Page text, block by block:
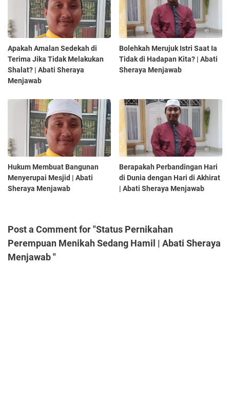
Apakah Amalan Sedekah di
Terima Jika Tidak Melakukan
Shalat? | Abati Sheraya
Menjawab
Bolehkah Merujuk Istri Saat Ia
Tidak di Hadapan Kita? | Abati
Sheraya Menjawab
Hukum Membuat Bangunan
Menyerupai Mesjid | Abati
Sheraya Menjawab
Berapakah Perbandingan Hari
di Dunia dengan Hari di Akhirat
| Abati Sheraya Menjawab
Post a Comment for "Status Pernikahan
Perempuan Menikah Sedang Hamil | Abati Sheraya
Menjawab "